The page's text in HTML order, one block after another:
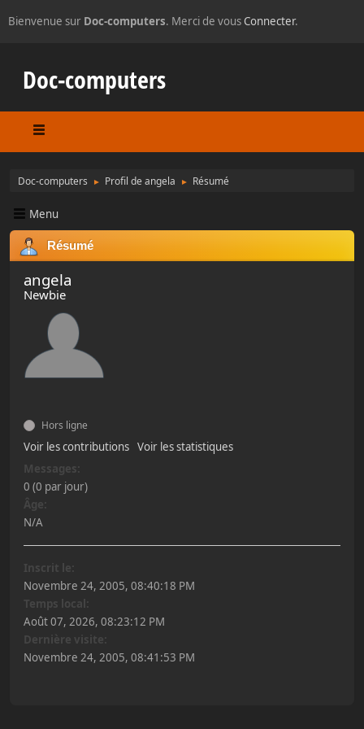
Bienvenue sur Doc-computers. Merci de vousConnecter.
Doc-computers
Doc-computers ► Profil de angela ► Résumé
Menu
Résumé
angela
Newbie
Hors ligne
Voir les contributions Voir les statistiques
Messages:
0 (0 par jour)
Âge:
N/A
Inscrit le:
Novembre 24, 2005, 08:40:18 PM
Temps local:
Août 07, 2026, 08:23:12 PM
Dernière visite:
Novembre 24, 2005, 08:41:53 PM